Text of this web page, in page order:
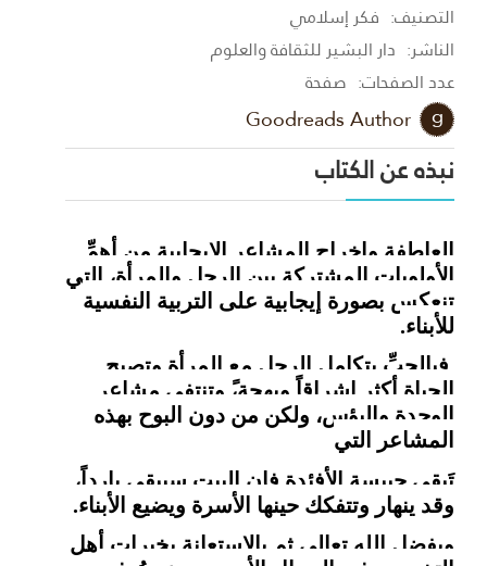
التصنيف: فكر إسلامي
الناشر: دار البشير للثقافة والعلوم
عدد الصفحات: صفحة
Goodreads Author
نبذه عن الكتاب
العاطفة وإخراج المشاعر الإيجابية من أهمِّ
الأولويات المشتركة بين الرجل والمرأة، التي
تنعكس بصورة إيجابية على التربية النفسية
للأبناء.
فبالحبِّ يتكامل الرجل مع المرأة وتصبح
الحياة أكثر إشراقاً وبهجة،ً وتنتفي مشاعر
الوحدة والبؤس، ولكن من دون البوح بهذه
المشاعر التي
تَبقى حبيسة الأفئدة فإن البيت سيبقى بارداً،
وقد ينهار وتتفكك حينها الأسرة ويضيع الأبناء.
وبفضل الله تعالى ثم بالاستعانة بخبرات أهل